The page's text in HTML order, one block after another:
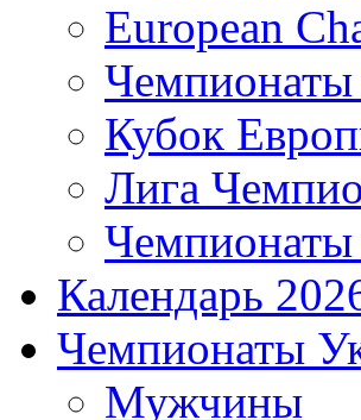
European
Кубок
Лига
Календарь
Чемпионаты
Мужчины